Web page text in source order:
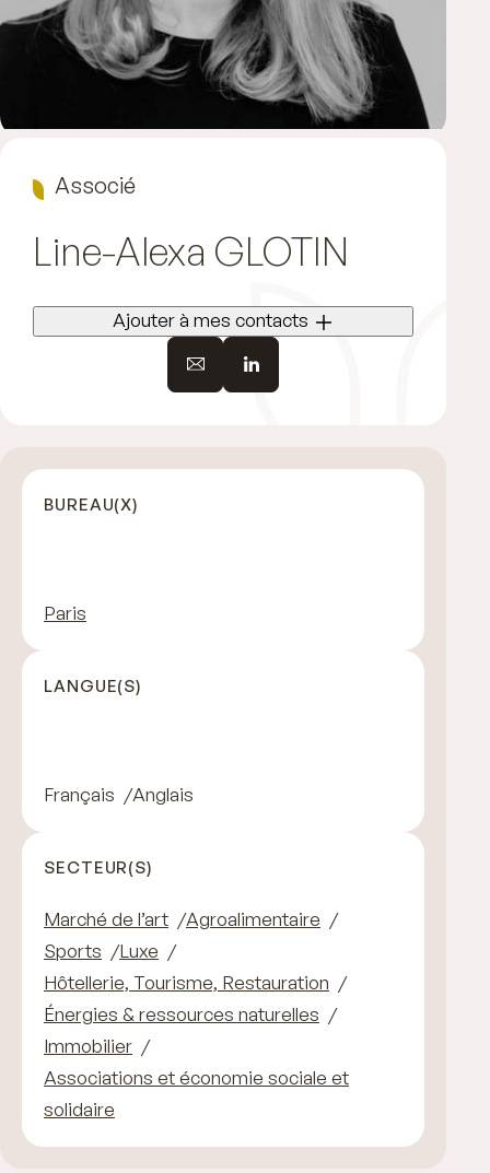
Associé
Line-Alexa GLOTIN
Ajouter à mes contacts
BUREAU(X)
Paris
LANGUE(S)
Français Anglais
SECTEUR(S)
Marché de l’art
Agroalimentaire
Sports
Luxe
Hôtellerie, Tourisme, Restauration
Énergies & ressources naturelles
Immobilier
Associations et économie sociale et
solidaire